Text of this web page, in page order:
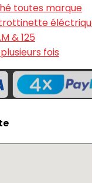
toutes marque
& 125
fois